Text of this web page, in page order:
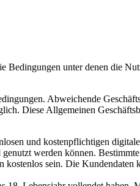
Bedingungen unter denen die
Abweichende
Diese Allgemeinen
und kostenpflichtigen
werden können.
kostenlos sein. Die